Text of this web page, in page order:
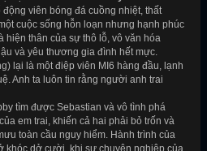
viên bóng đá cuồng nhiệt, thất
cuộc sống hỗn loạn nhưng hạnh phúc
hiện thân của sự thô lỗ, vô văn hóa
và yêu thương gia đình hết mực.
lại là một điệp viên MI6 hàng đầu, lạnh
Anh ta luôn tin rằng người anh trai
tìm được Sebastian và vô tình phá
em trai, khiến cả hai phải bỏ trốn và
toàn cầu nguy hiểm. Hành trình của